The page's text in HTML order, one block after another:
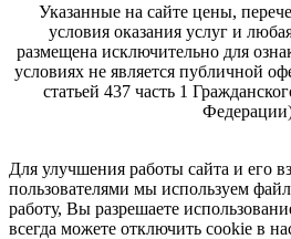
Указанные на сайте цены,
условия оказания услуг и
размещена исключительно для
условиях не является публичной
статьей 437 часть 1
Для улучшения работы сайта и его
пользователями мы используем
работу, Вы разрешаете
всегда можете отключить cookie в